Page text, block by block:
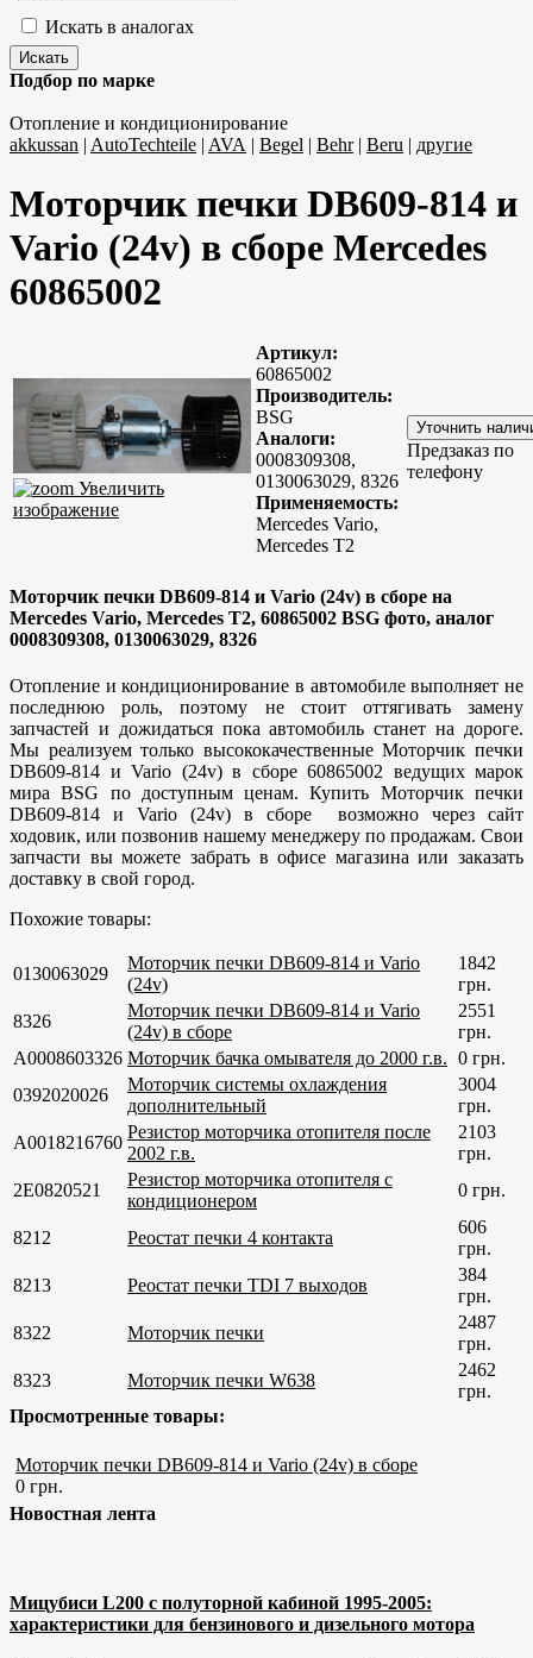
Искать в аналогах
Подбор по марке
Отопление и кондиционирование
akkussan | AutoTechteile | AVA | Begel | Behr| Beru | другие
Моторчик печки DB609-814 и
Vario (24v) в сборе Mercedes
60865002
Увеличить
изображение
Артикул:
60865002
Производитель:
BSG
Аналоги:
0008309308,
0130063029, 8326
Применяемость:
Mercedes Vario,
Mercedes T2
Предзаказ по
телефону
Моторчик печки DB609-814 и Vario (24v) в сборе на
Mercedes Vario, Mercedes T2, 60865002 BSG фото, аналог
0008309308, 0130063029, 8326
Отопление и кондиционирование в автомобиле выполняет не
последнюю роль, поэтому не стоит оттягивать замену
запчастей и дожидаться пока автомобиль станет на дороге.
Мы реализуем только высококачественные Моторчик печки
DB609-814 и Vario (24v) в сборе 60865002 ведущих марок
мира BSG по доступным ценам. Купить Моторчик печки
DB609-814 и Vario (24v) в сборе возможно через сайт
ходовик, или позвонив нашему менеджеру по продажам. Свои
запчасти вы можете забрать в офисе магазина или заказать
доставку в свой город.
Похожие товары:
0130063029
Моторчик печки DB609-814 и Vario
(24v)
1842
грн.
8326
Моторчик печки DB609-814 и Vario
(24v) в сборе
2551
грн.
A0008603326 Моторчик бачка омывателя до 2000 г.в. 0 грн.
0392020026
Моторчик системы охлаждения
дополнительный
3004
грн.
A0018216760
Резистор моторчика отопителя после
2002 г.в.
2103
грн.
2E0820521
Резистор моторчика отопителя с
кондиционером
0 грн.
8212 Реостат печки 4 контакта
606
грн.
8213
Реостат печки TDI 7 выходов
384
грн.
8322
Моторчик печки
2487
грн.
8323
Моторчик печки W638
2462
грн.
Просмотренные товары:
Моторчик печки DB609-814 и Vario (24v) в сборе
0 грн.
Новостная лента
Мицубиси L200 с полуторной кабиной 1995-2005:
характеристики для бензинового и дизельного мотора